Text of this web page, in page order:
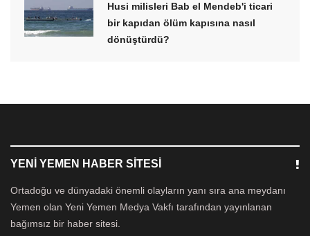
Husi milisleri Bab el Mendeb'i ticari
bir kapıdan ölüm kapısına nasıl
dönüştürdü?
YENI YEMEN HABER SITESI
Ortadoğu ve dünyadaki önemli olayların yanı sıra ana meydanı
Yemen olan Yeni Yemen Medya Vakfı tarafından yayınlanan
bağımsız bir haber sitesi.